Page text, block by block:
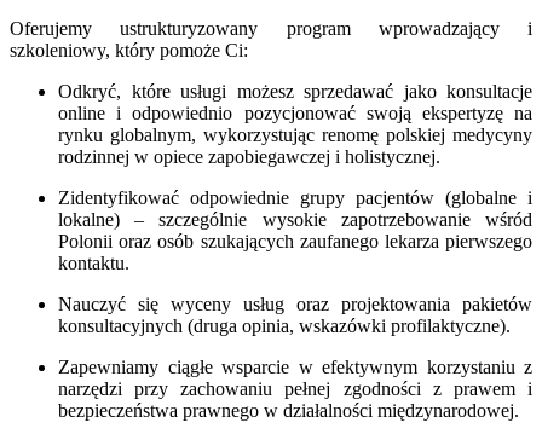
Oferujemy ustrukturyzowany program wprowadzający i
szkoleniowy, który pomoże Ci:
Odkryć, które usługi możesz sprzedawać jako konsultacje
online i odpowiednio pozycjonować swoją ekspertyzę na
rynku globalnym, wykorzystując renomę polskiej medycyny
rodzinnej w opiece zapobiegawczej i holistycznej.
Zidentyfikować odpowiednie grupy pacjentów (globalne i
lokalne) – szczególnie wysokie zapotrzebowanie wśród
Polonii oraz osób szukających zaufanego lekarza pierwszego
kontaktu.
Nauczyć się wyceny usług oraz projektowania pakietów
konsultacyjnych (druga opinia, wskazówki profilaktyczne).
Zapewniamy ciągłe wsparcie w efektywnym korzystaniu z
narzędzi przy zachowaniu pełnej zgodności z prawem i
bezpieczeństwa prawnego w działalności międzynarodowej.